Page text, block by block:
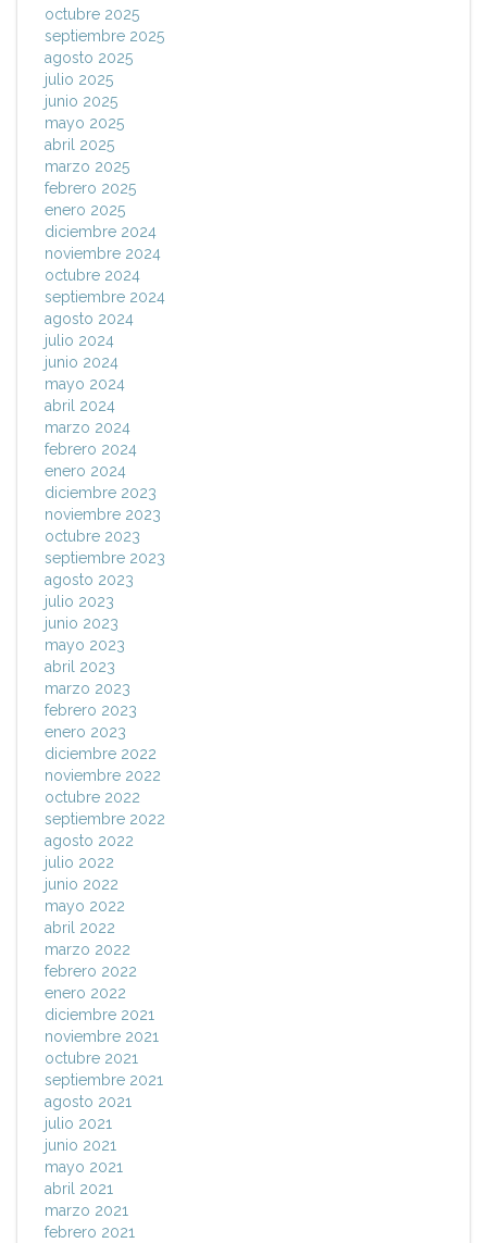
octubre 2025
septiembre 2025
agosto 2025
julio 2025
junio 2025
mayo 2025
abril 2025
marzo 2025
febrero 2025
enero 2025
diciembre 2024
noviembre 2024
octubre 2024
septiembre 2024
agosto 2024
julio 2024
junio 2024
mayo 2024
abril 2024
marzo 2024
febrero 2024
enero 2024
diciembre 2023
noviembre 2023
octubre 2023
septiembre 2023
agosto 2023
julio 2023
junio 2023
mayo 2023
abril 2023
marzo 2023
febrero 2023
enero 2023
diciembre 2022
noviembre 2022
octubre 2022
septiembre 2022
agosto 2022
julio 2022
junio 2022
mayo 2022
abril 2022
marzo 2022
febrero 2022
enero 2022
diciembre 2021
noviembre 2021
octubre 2021
septiembre 2021
agosto 2021
julio 2021
junio 2021
mayo 2021
abril 2021
marzo 2021
febrero 2021